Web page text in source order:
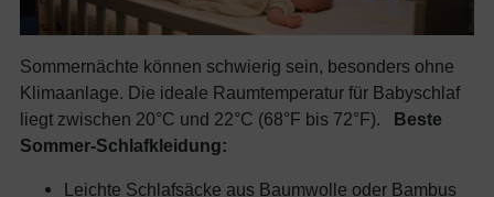
Sommernächte können schwierig sein, besonders ohne
Klimaanlage. Die ideale Raumtemperatur für Babyschlaf
liegt zwischen 20°C und 22°C (68°F bis 72°F). Beste
Sommer-Schlafkleidung:
Leichte Schlafsäcke aus Baumwolle oder Bambus